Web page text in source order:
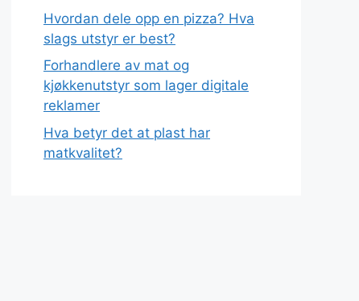
Hvordan dele opp en pizza? Hva
slags utstyr er best?
Forhandlere av mat og
kjøkkenutstyr som lager digitale
reklamer
Hva betyr det at plast har
matkvalitet?